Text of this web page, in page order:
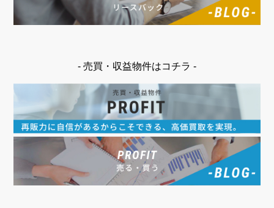
- 売買・収益物件はコチラ -